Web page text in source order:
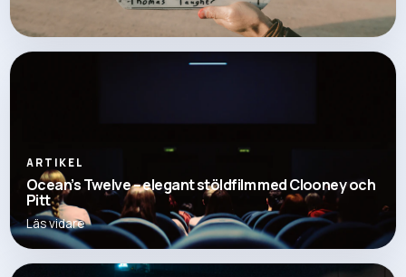
ARTIKEL
Ocean’s Twelve – elegant stöldfilm med Clooney och
Pitt
Läs vidare